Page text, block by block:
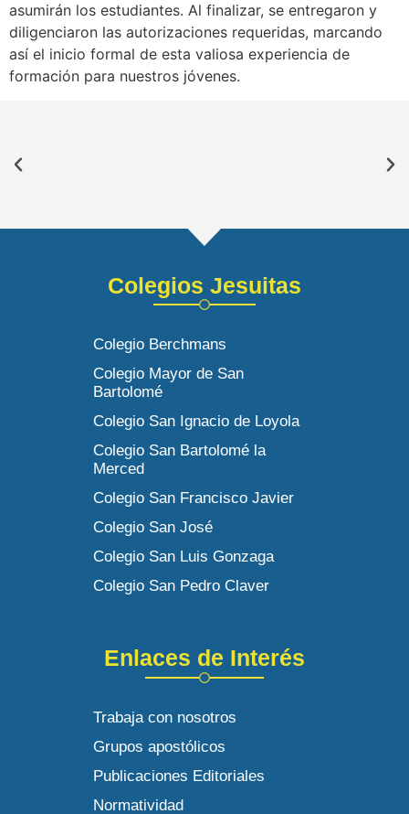
asumirán los estudiantes. Al finalizar, se entregaron y
diligenciaron las autorizaciones requeridas, marcando
así el inicio formal de esta valiosa experiencia de
formación para nuestros jóvenes.
Colegios Jesuitas
Colegio Berchmans
Colegio Mayor de San
Bartolomé
Colegio San Ignacio de Loyola
Colegio San Bartolomé la
Merced
Colegio San Francisco Javier
Colegio San José
Colegio San Luis Gonzaga
Colegio San Pedro Claver
Enlaces de Interés
Trabaja con nosotros
Grupos apostólicos
Publicaciones Editoriales
Normatividad